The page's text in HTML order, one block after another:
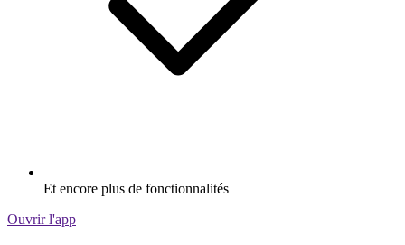
Et encore plus de fonctionnalités
Ouvrir l'app